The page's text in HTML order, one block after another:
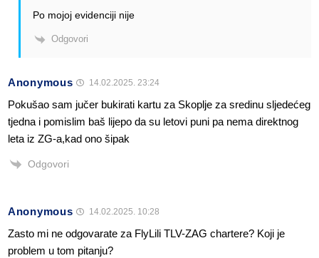
Po mojoj evidenciji nije
Odgovori
Anonymous 14.02.2025. 23:24
Pokušao sam jučer bukirati kartu za Skoplje za sredinu sljedećeg
tjedna i pomislim baš lijepo da su letovi puni pa nema direktnog
leta iz ZG-a,kad ono šipak
Odgovori
Anonymous 14.02.2025. 10:28
Zasto mi ne odgovarate za FlyLili TLV-ZAG chartere? Koji je
problem u tom pitanju?